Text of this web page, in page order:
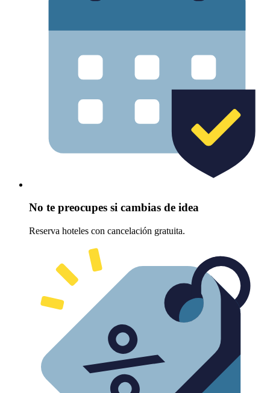
No te preocupes si cambias de idea
Reserva hoteles con cancelación gratuita.